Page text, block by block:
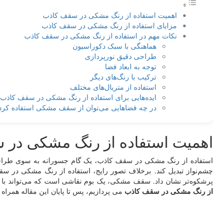
اهمیت استفاده از رنگ مشکی در سقف کاذب
مزایای استفاده از رنگ مشکی در سقف کاذب
نکات مهم در استفاده از رنگ مشکی در سقف کاذب
هماهنگی با سبک دکوراسیون
طراحی دقیق نورپردازی
توجه به ابعاد فضا
ترکیب با رنگ‌های دیگر
استفاده از متریال‌های مختلف
ایده‌هایی برای استفاده از رنگ مشکی در سقف کاذب
در چه فضاهایی می‌توان از سقف مشکی استفاده
اهمیت استفاده از رنگ مشکی
استفاده از رنگ مشکی در سقف کاذب، یک گام جسورانه به سوی
چشم‌نواز تبدیل کند. برخلاف تصور رایج، استفاده از رنگ مشکی
پرشکوه‌تر نشان داد. سقف مشکی، یک بوم نقاشی است که می‌تواند با
از رنگ مشکی در سقف کاذب می پردازیم، پس تا پایان این مقاله همراه